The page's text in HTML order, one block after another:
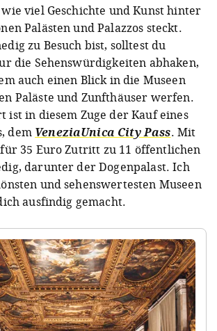
viel Geschichte und Kunst hinter
Palästen und Palazzos steckt.
zu Besuch bist, solltest du
die Sehenswürdigkeiten abhaken,
auch einen Blick in die Museen
Paläste und Zunfthäuser werfen.
ist in diesem Zuge der Kauf eines
dem VeneziaUnica City Pass. Mit
35 Euro Zutritt zu 11 öffentlichen
darunter der Dogenpalast. Ich
und sehenswertesten Museen
ausfindig gemacht.